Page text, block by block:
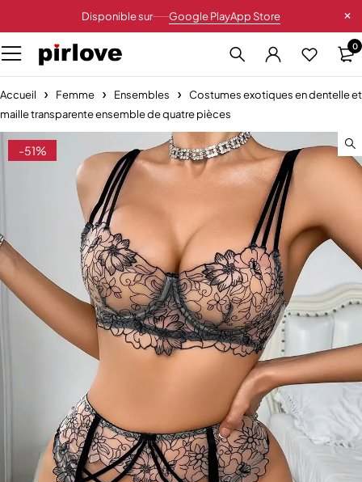
Disponible sur Google PlayApp Store
0
Accueil Femme Ensembles
Costumes exotiques en dentelle et
maille transparente ensemble de quatre pièces
-51%